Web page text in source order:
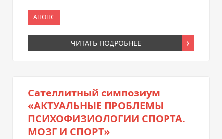
АНОНС
ЧИТАТЬ ПОДРОБНЕЕ
Сателлитный симпозиум
«АКТУАЛЬНЫЕ ПРОБЛЕМЫ
ПСИХОФИЗИОЛОГИИ СПОРТА.
МОЗГ И СПОРТ»